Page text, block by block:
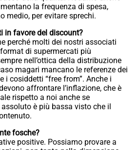
la frequenza di spesa,
medio, per evitare sprechi.
in favore del discount?
perché molti dei nostri associati
di supermercati più
nell’ottica della distribuzione
magari mancano le referenze dei
i cosiddetti “free from”. Anche i
affrontare l’inflazione, che è
rispetto a noi anche se
è più bassa visto che il
fosche?
positive. Possiamo provare a